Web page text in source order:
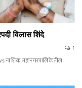
विलास शिंदे
1
नाशिक महानगरपालिकेतील